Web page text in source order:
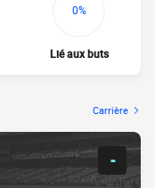
0%
Lié aux buts
Carrière
-